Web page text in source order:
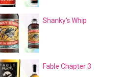
Shanky's Whip
Fable Chapter 3